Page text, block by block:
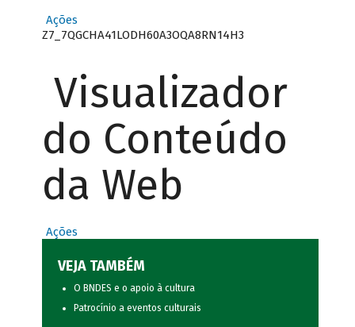
Ações
Z7_7QGCHA41LODH60A3OQA8RN14H3
Visualizador
do Conteúdo
da Web
Ações
VEJA TAMBÉM
O BNDES e o apoio à cultura
Patrocínio a eventos culturais